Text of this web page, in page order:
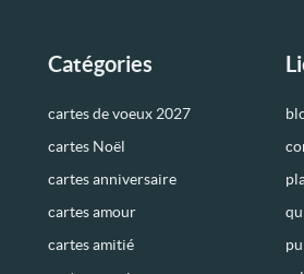
Catégories
cartes de voeux 2027
cartes Noël
cartes anniversaire
cartes amour
cartes amitié